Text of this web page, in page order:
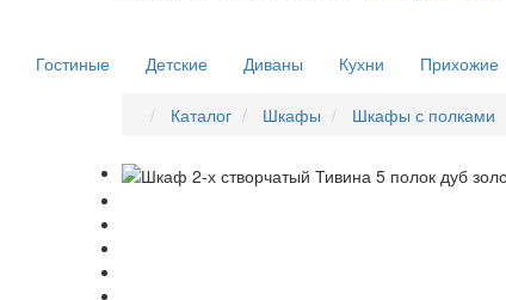
Гостиные Детские Диваны Кухни Прихожие
Каталог Шкафы Шкафы с полками